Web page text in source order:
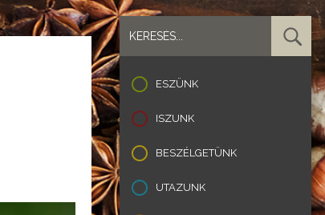
ESZÜNK
ISZUNK
BESZÉLGETÜNK
UTAZUNK